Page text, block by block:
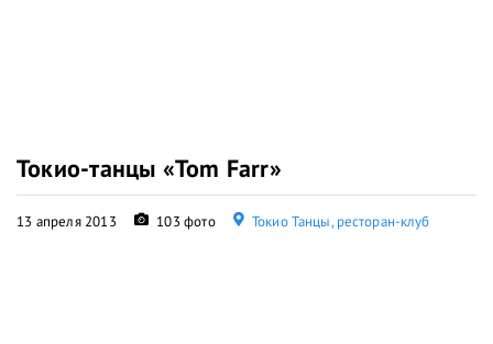
Токио-танцы «Tom Farr»
13 апреля 2013 103 фото Токио Танцы, ресторан-клуб